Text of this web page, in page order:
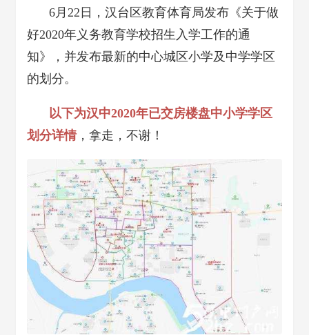
6月22日，汉台区教育体育局发布《关于做
好2020年义务教育学校招生入学工作的通
知》，并发布最新的中心城区小学及中学学区
的划分。
以下为汉中2020年已交房楼盘中小学学区
划分详情，拿走，不谢！